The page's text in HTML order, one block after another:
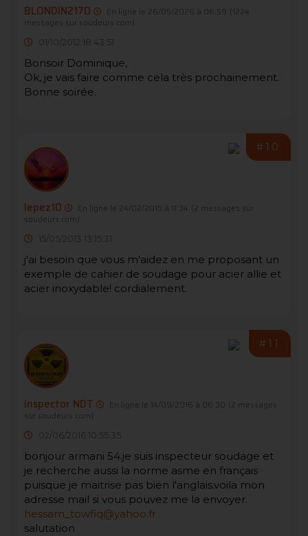
BLONDIN2170 En ligne le 26/05/2026 à 06:59
(1224
messages sur soudeurs.com)
01/10/2012 18:43:51
Bonsoir Dominique,
Ok, je vais faire comme cela très prochainement.
Bonne soirée.
#10
lepez10 En ligne le 24/02/2015 à 11:34
(2 messages sur
soudeurs.com)
15/05/2013 13:15:31
j'ai besoin que vous m'aidez en me proposant un
exemple de cahier de soudage pour acier allie et
acier inoxydable! cordialement.
#11
inspector NDT En ligne le 14/09/2016 à 06:30
(2 messages
sur soudeurs.com)
02/06/2016 10:55:35
bonjour armani 54.je suis inspecteur soudage et
je recherche aussi la norme asme en français
puisque je maitrise pas bien l'anglais.voila mon
adresse mail si vous pouvez me la envoyer.
hessam_towfiq@yahoo.fr
salutation